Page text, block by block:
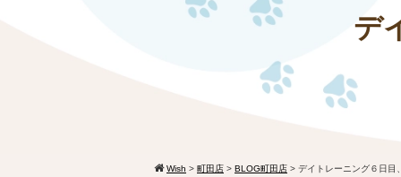
デ
Wish > 町田店 > BLOG町田店 > デイトレーニング６日目